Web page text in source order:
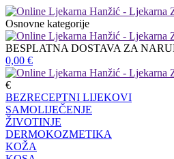
Osnovne kategorije
BESPLATNA DOSTAVA ZA
0,00 €
€
BEZRECEPTNI LIJEKOVI
SAMOLIJEČENJE
ŽIVOTINJE
DERMOKOZMETIKA
KOŽA